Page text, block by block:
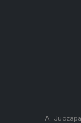
A.